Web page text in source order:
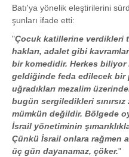
Batı'ya yönelik eleştirilerini
şunları ifade etti:
"Çocuk katillerine verdikleri
hakları, adalet gibi
bir komedidir. Herkes
geldiğinde feda edilecek bir
uğradıkları mezalim
bugün sergiledikleri
mümkün değildir. Bölgede
İsrail yönetiminin
Çünkü İsrail onlara rağmen
üç gün dayanamaz, çöker."